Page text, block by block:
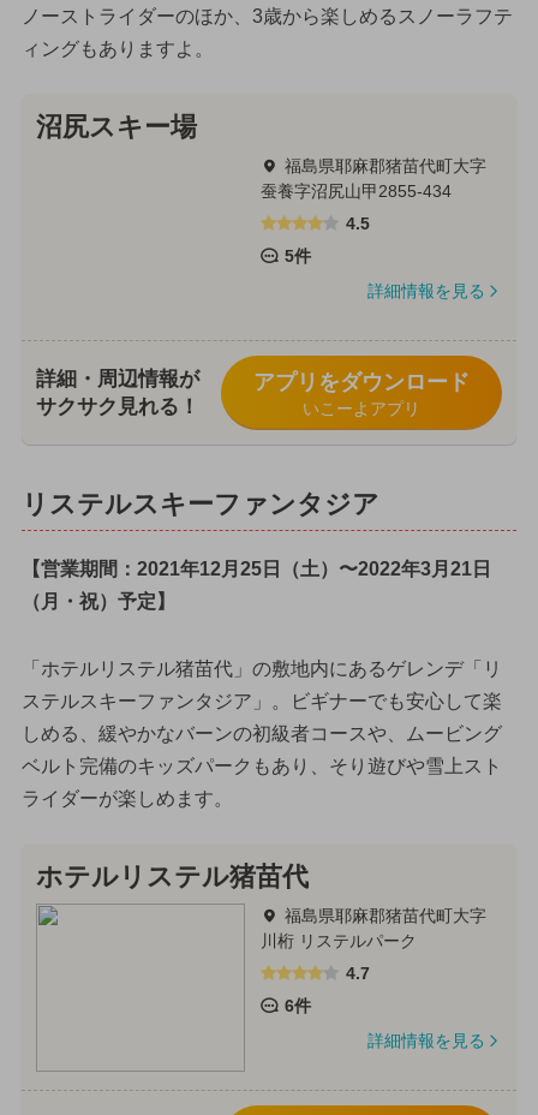
ノーストライダーのほか、3歳から楽しめるスノーラフテ
ィングもありますよ。
沼尻スキー場
福島県耶麻郡猪苗代町大字
蚕養字沼尻山甲2855-434
4.5
5件
詳細情報を見る
詳細・周辺情報が
サクサク見れる！
アプリをダウンロード
いこーよアプリ
リステルスキーファンタジア
【営業期間：2021年12月25日（土）〜2022年3月21日
（月・祝）予定】
「ホテルリステル猪苗代」の敷地内にあるゲレンデ「リ
ステルスキーファンタジア」。ビギナーでも安心して楽
しめる、緩やかなバーンの初級者コースや、ムービング
ベルト完備のキッズパークもあり、そり遊びや雪上スト
ライダーが楽しめます。
ホテルリステル猪苗代
福島県耶麻郡猪苗代町大字
川桁 リステルパーク
4.7
6件
詳細情報を見る